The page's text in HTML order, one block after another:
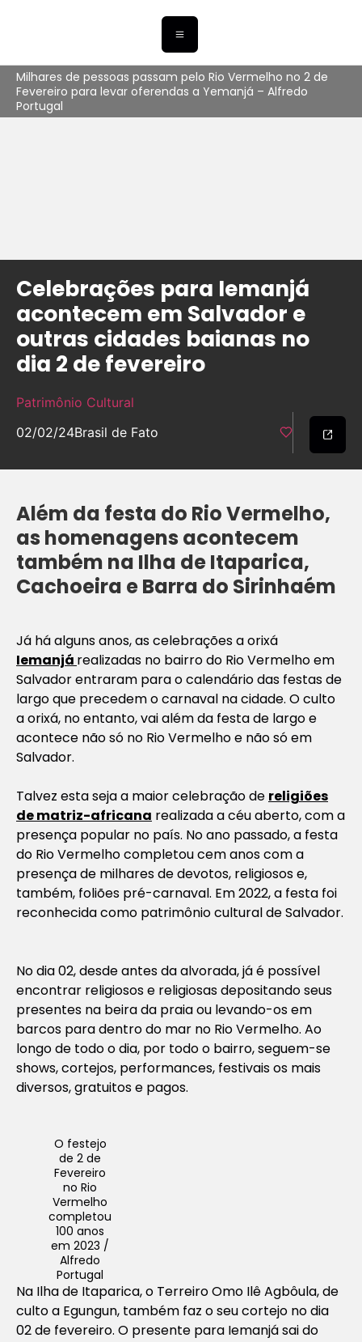
Milhares de pessoas passam pelo Rio Vermelho no 2 de
Fevereiro para levar oferendas a Yemanjá – Alfredo
Portugal
Celebrações para Iemanjá
acontecem em Salvador e
outras cidades baianas no
dia 2 de fevereiro
Patrimônio Cultural
02/02/24Brasil de Fato
Além da festa do Rio Vermelho,
as homenagens acontecem
também na Ilha de Itaparica,
Cachoeira e Barra do Sirinhaém
Já há alguns anos, as celebrações a orixá
Iemanjá realizadas no bairro do Rio Vermelho em
Salvador entraram para o calendário das festas de
largo que precedem o carnaval na cidade. O culto
a orixá, no entanto, vai além da festa de largo e
acontece não só no Rio Vermelho e não só em
Salvador.
Talvez esta seja a maior celebração de religiões
de matriz-africana realizada a céu aberto, com a
presença popular no país. No ano passado, a festa
do Rio Vermelho completou cem anos com a
presença de milhares de devotos, religiosos e,
também, foliões pré-carnaval. Em 2022, a festa foi
reconhecida como patrimônio cultural de Salvador.
No dia 02, desde antes da alvorada, já é possível
encontrar religiosos e religiosas depositando seus
presentes na beira da praia ou levando-os em
barcos para dentro do mar no Rio Vermelho. Ao
longo de todo o dia, por todo o bairro, seguem-se
shows, cortejos, performances, festivais os mais
diversos, gratuitos e pagos.
O festejo
de 2 de
Fevereiro
no Rio
Vermelho
completou
100 anos
em 2023 /
Alfredo
Portugal
Na Ilha de Itaparica, o Terreiro Omo Ilê Agbôula, de
culto a Egungun, também faz o seu cortejo no dia
02 de fevereiro. O presente para Iemanjá sai do